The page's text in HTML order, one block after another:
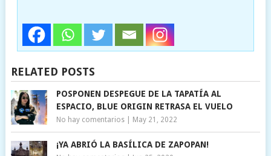
RELATED POSTS
POSPONEN DESPEGUE DE LA TAPATÍA AL
ESPACIO, BLUE ORIGIN RETRASA EL VUELO
No hay comentarios| May 21, 2022
¡YA ABRIÓ LA BASÍLICA DE ZAPOPAN!